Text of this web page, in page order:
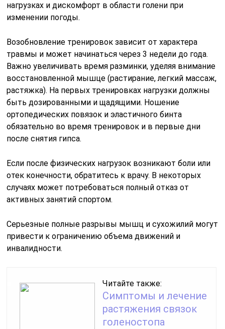
нагрузках и дискомфорт в области голени при
изменении погоды.
Возобновление тренировок зависит от характера
травмы и может начинаться через 3 недели до года.
Важно увеличивать время разминки, уделяя внимание
восстановленной мышце (растирание, легкий массаж,
растяжка). На первых тренировках нагрузки должны
быть дозированными и щадящими. Ношение
ортопедических повязок и эластичного бинта
обязательно во время тренировок и в первые дни
после снятия гипса.
Если после физических нагрузок возникают боли или
отек конечности, обратитесь к врачу. В некоторых
случаях может потребоваться полный отказ от
активных занятий спортом.
Серьезные полные разрывы мышц и сухожилий могут
привести к ограничению объема движений и
инвалидности.
Читайте также:
Симптомы и лечение
растяжения связок
голеностопа